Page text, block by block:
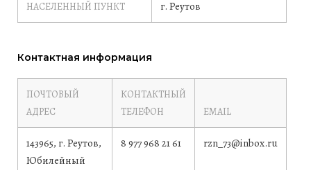
НАСЕЛЕННЫЙ ПУНКТ г. Реутов
Контактная информация
ПОЧТОВЫЙ
АДРЕС
КОНТАКТНЫЙ
ТЕЛЕФОН
EMAIL
143965, г. Реутов,
Юбилейный
8 977 968 21 61 rzn_73@inbox.ru